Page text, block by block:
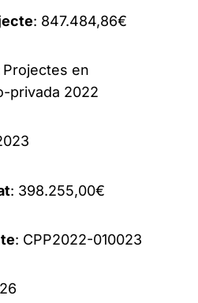
: 847.484,86€
Projectes en
privada 2022
: 398.255,00€
: CPP2022-010023